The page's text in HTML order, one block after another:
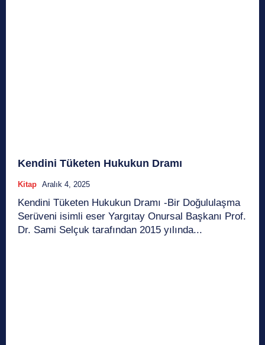
Kendini Tüketen Hukukun Dramı
Kitap Aralık 4, 2025
Kendini Tüketen Hukukun Dramı -Bir Doğululaşma
Serüveni isimli eser Yargıtay Onursal Başkanı Prof.
Dr. Sami Selçuk tarafından 2015 yılında...